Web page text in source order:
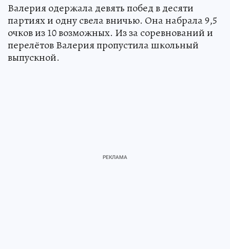
Валерия одержала девять побед в десяти
партиях и одну свела вничью. Она набрала 9,5
очков из 10 возможных. Из за соревнований и
перелётов Валерия пропустила школьный
выпускной.